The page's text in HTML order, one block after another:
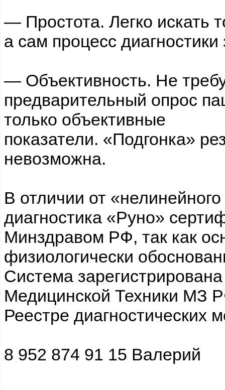
— Простота. Легко искать
а сам процесс
— Объективность. Не
предварительный опрос
только объективные
показатели. «Подгонка»
невозможна.
В отличии от
диагностика «Руно»
Минздравом РФ, так как
физиологически
Система
Медицинской Техники МЗ
Реестре диагностических
8 952 874 91 15 Валерий